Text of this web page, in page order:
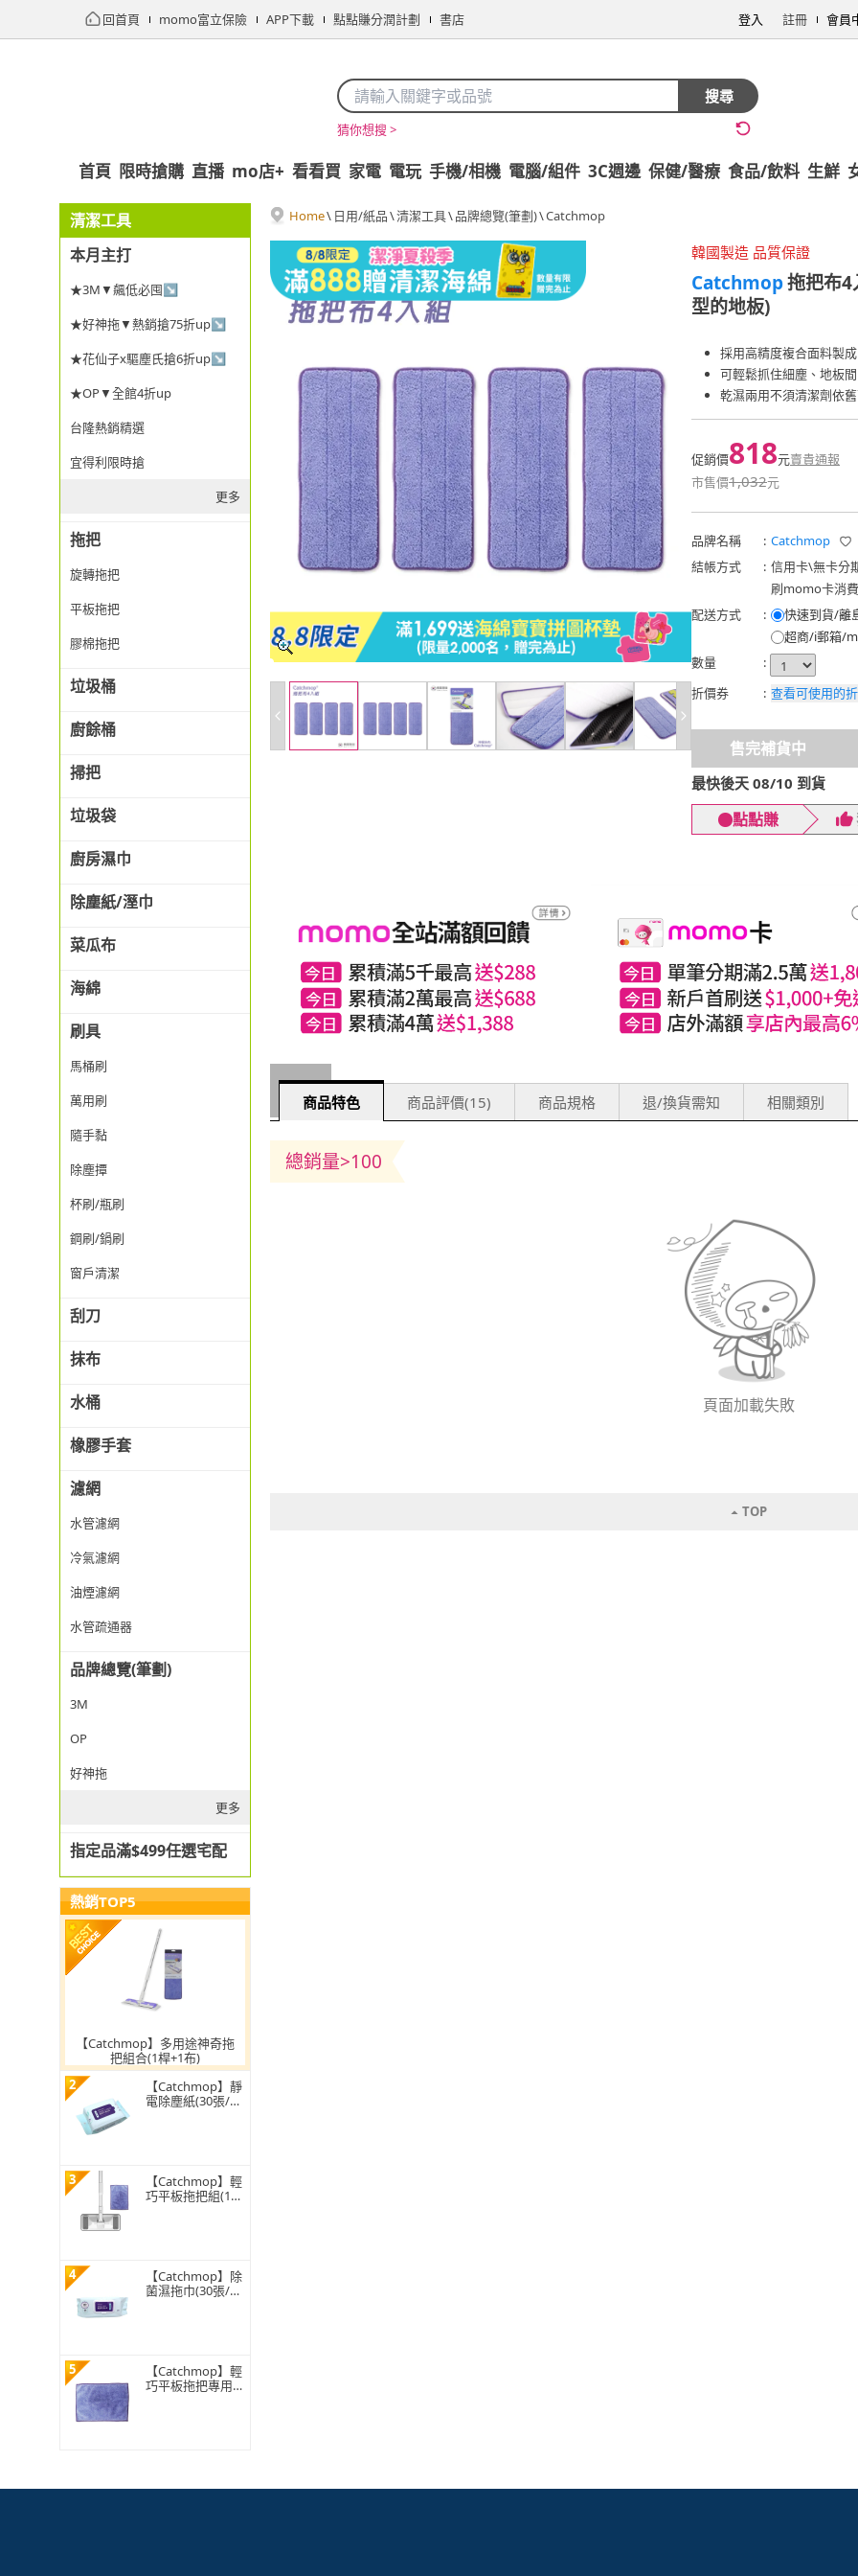
回首頁 momo富立保險 APP下載 點點賺分潤計劃 書店 登入 註冊 會員
搜尋
猜你想搜 >
首頁 限時搶購 直播 mo店+ 看看買 家電 電玩 手機/相機 電腦/組件 3C週邊 保健/醫療 食品/飲料 生鮮
清潔工具
本月主打
★3M▼飆低必囤↘
★好神拖▼熱銷搶75折up↘
★花仙子x驅塵氏搶6折up↘
★OP▼全館4折up
台隆熱銷精選
宜得利限時搶
更多
拖把
旋轉拖把
平板拖把
膠棉拖把
垃圾桶
廚餘桶
掃把
垃圾袋
廚房濕巾
除塵紙/溼巾
菜瓜布
海綿
刷具
馬桶刷
萬用刷
隨手黏
除塵撢
杯刷/瓶刷
鋼刷/鍋刷
窗戶清潔
刮刀
抹布
水桶
橡膠手套
濾網
水管濾網
冷氣濾網
油煙濾網
水管疏通器
品牌總覽(筆劃)
3M
OP
好神拖
更多
指定品滿$499任選宅配
熱銷TOP5
【Catchmop】多用途神奇拖
把組合(1桿+1布)
2
【Catchmop】靜
電除塵紙(30張/
3
【Catchmop】輕
巧平板拖把組(1桿
4
【Catchmop】除
菌濕拖巾(30張/
5
【Catchmop】輕
巧平板拖把專用布
Home\ 日用/紙品\清潔工具\品牌總覽(筆劃)\Catchmop
韓國製造 品質保證
Catchmop拖把布4
型的地板)
採用高精度複合面料製成
可輕鬆抓住細塵、地板
乾濕兩用不須清潔劑依
促銷價818元賣貴通報
市售價1,032元
品牌名稱 : Catchmop
結帳方式
: 信用卡\無卡分
刷momo卡消
配送方式
:
快速到貨/離
超商/i郵箱/
數量
:
折價券
: 查看可使用的
售完補貨中
最快後天 08/10 到貨
點點賺
商品特色 商品評價(15) 商品規格 退/換貨需知 相關類別
總銷量>100
頁面加載失敗
TOP